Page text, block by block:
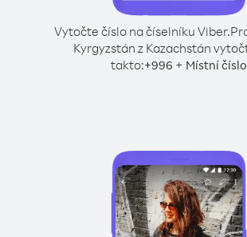
Vytočte číslo na číselníku Viber.
Kyrgyzstán z Kazachstán
takto:+996 + Místní číslo